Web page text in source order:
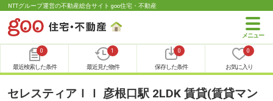
NTTグループ運営の不動産総合サイト goo住宅・不動産
0
最近検索した条件
1
最近見た物件
0
保存した条件
0
お気に入り
セレスティアＩＩ 彦根口駅 2LDK 賃貸(賃貸マン